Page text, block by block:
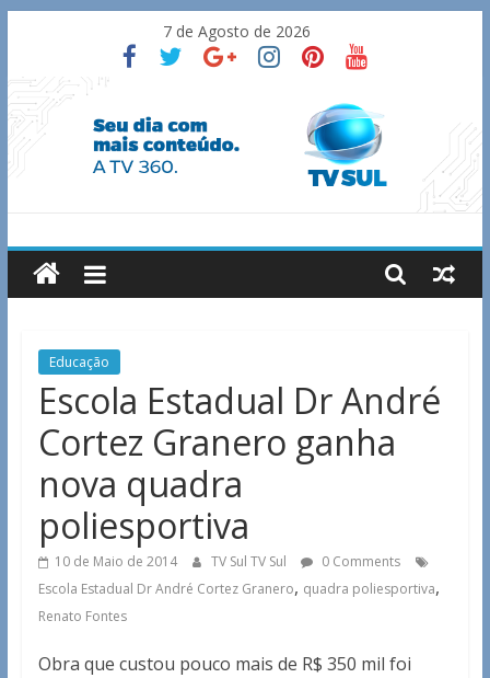
content
7 de Agosto de 2026
TV
Sul
Notícias
Guaxupé
região.
Educação
Escola Estadual Dr André
Cortez Granero ganha
nova quadra
poliesportiva
10 de Maio de 2014 TV Sul TV Sul
0 Comments
Escola Estadual Dr André Cortez Granero, quadra poliesportiva,
Renato Fontes
Obra que custou pouco mais de R$ 350 mil foi